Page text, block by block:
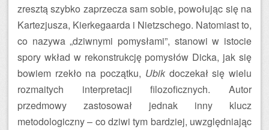
zresztą szybko zaprzecza sam sobie, powołując się na
Kartezjusza, Kierkegaarda i Nietzschego. Natomiast to,
co nazywa „dziwnymi pomysłami”, stanowi w istocie
spory wkład w rekonstrukcję pomysłów Dicka, jak się
bowiem rzekło na początku, Ubikdoczekał się wielu
rozmaitych interpretacji filozoficznych. Autor
przedmowy zastosował jednak inny klucz
metodologiczny – co dziwi tym bardziej, uwzględniając